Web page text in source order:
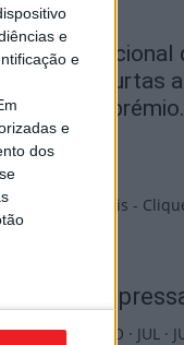
e
e
e
dos
nacional
para curtas
com
Edições
OUT·SET AGO · JUL·